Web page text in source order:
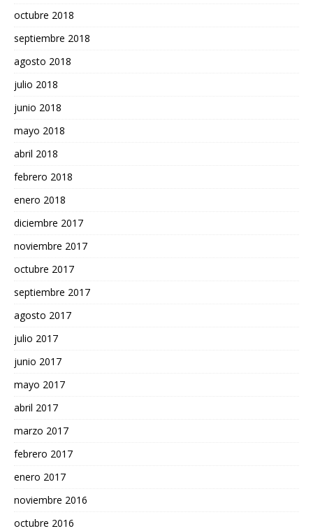
octubre 2018
septiembre 2018
agosto 2018
julio 2018
junio 2018
mayo 2018
abril 2018
febrero 2018
enero 2018
diciembre 2017
noviembre 2017
octubre 2017
septiembre 2017
agosto 2017
julio 2017
junio 2017
mayo 2017
abril 2017
marzo 2017
febrero 2017
enero 2017
noviembre 2016
octubre 2016